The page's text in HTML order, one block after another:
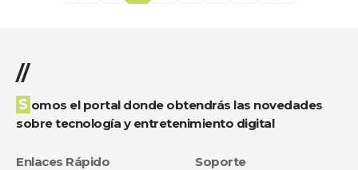
//
Somos el portal donde obtendrás las novedades
sobre tecnología y entretenimiento digital
Enlaces Rápido Soporte